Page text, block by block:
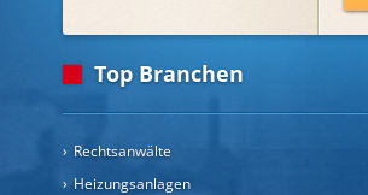
Top Branchen
Rechtsanwälte
Heizungsanlagen